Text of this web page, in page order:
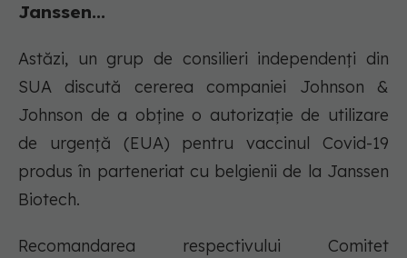
Janssen...
Astăzi, un grup de consilieri independenți din
SUA discută cererea companiei Johnson &
Johnson de a obține o autorizație de utilizare
de urgență (EUA) pentru vaccinul Covid-19
produs în parteneriat cu belgienii de la Janssen
Biotech.
Recomandarea respectivului Comitet